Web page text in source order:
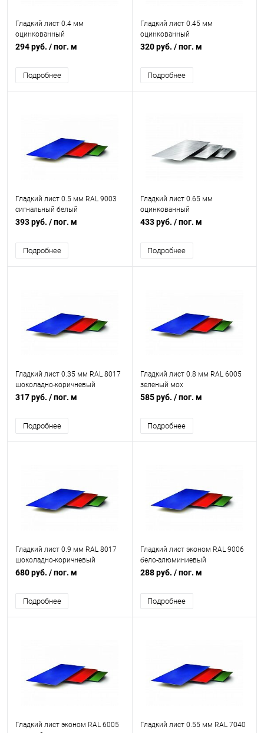
Гладкий лист 0.4 мм
оцинкованный
294 руб. / пог. м
Подробнее
Гладкий лист 0.45 мм
оцинкованный
320 руб. / пог. м
Подробнее
Гладкий лист 0.5 мм RAL 9003
сигнальный белый
393 руб. / пог. м
Подробнее
Гладкий лист 0.65 мм
оцинкованный
433 руб. / пог. м
Подробнее
Гладкий лист 0.35 мм RAL 8017
шоколадно-коричневый
317 руб. / пог. м
Подробнее
Гладкий лист 0.8 мм RAL 6005
зеленый мох
585 руб. / пог. м
Подробнее
Гладкий лист 0.9 мм RAL 8017
шоколадно-коричневый
680 руб. / пог. м
Подробнее
Гладкий лист эконом RAL 9006
бело-алюминиевый
288 руб. / пог. м
Подробнее
Гладкий лист эконом RAL 6005
Гладкий лист 0.55 мм RAL 7040